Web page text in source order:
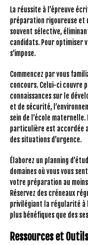
La réussite à l’épreuve
préparation rigoureuse et
souvent sélective,
candidats. Pour optimiser
s’impose.
Commencez par vous
concours. Celui-ci couvre
connaissances sur le
et de sécurité,
sein de l’école maternelle.
particulière est accordée
des situations d’urgence.
Élaborez un planning
domaines où vous vous
votre préparation au
Réservez des créneaux
privilégiant la régularité à
plus bénéfiques que des
Ressources et